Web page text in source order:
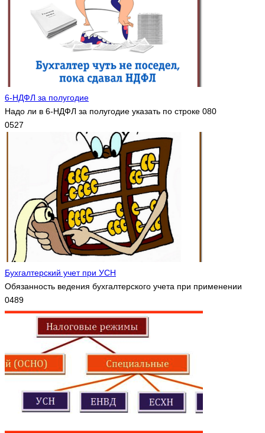
6-НДФЛ за полугодие
Надо ли в 6-НДФЛ за полугодие указать по строке 080
0527
Бухгалтерский учет при УСН
Обязанность ведения бухгалтерского учета при применении
0489